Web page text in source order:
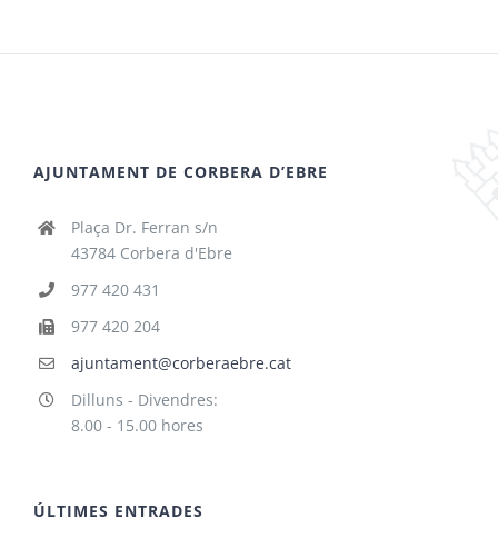
AJUNTAMENT DE CORBERA D’EBRE
Plaça Dr. Ferran s/n
43784 Corbera d'Ebre
977 420 431
977 420 204
ajuntament@corberaebre.cat
Dilluns - Divendres:
8.00 - 15.00 hores
ÚLTIMES ENTRADES